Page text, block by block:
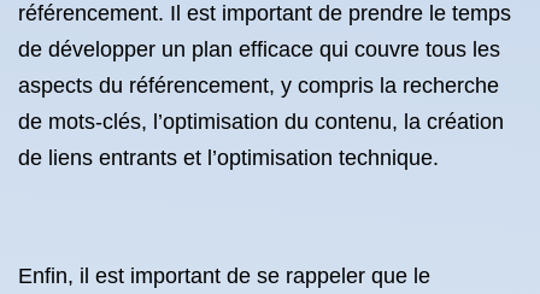
référencement. Il est important de prendre le temps
de développer un plan efficace qui couvre tous les
aspects du référencement, y compris la recherche
de mots-clés, l’optimisation du contenu, la création
de liens entrants et l’optimisation technique.
Enfin, il est important de se rappeler que le